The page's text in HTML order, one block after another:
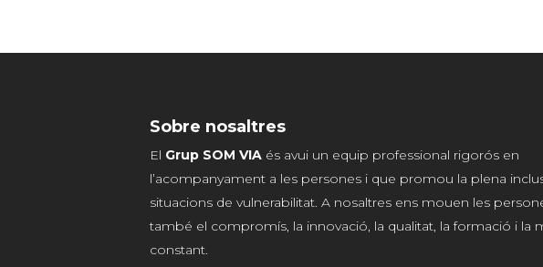
Sobre nosaltres
El Grup SOM VIA és avui un equip professional rigorós en
l’acompanyament a les persones i que promou la plena
situacions de vulnerabilitat. A nosaltres ens mouen les
també el compromís, la innovació, la qualitat, la formació i la
constant.